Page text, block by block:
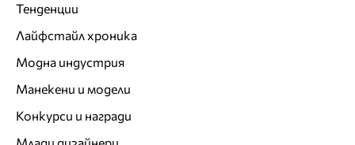
Тенденции
Лайфстайл хроника
Модна индустрия
Манекени и модели
Конкурси и награди